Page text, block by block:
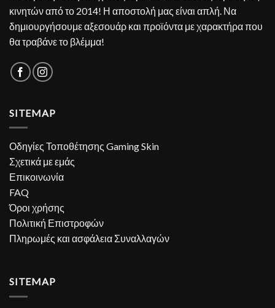
κινητών από το 2014! Η αποστολή μας είναι απλή. Να
δημιουργήσουμε αξεσουάρ και προϊόντα με χαρακτήρα που
θα τραβάνε το βλέμμα!
SITEMAP
Οδηγίες Τοποθέτησης Gaming Skin
Σχετικά με εμάς
Επικοινωνία
FAQ
Όροι χρήσης
Πολιτική Επιστροφών
Πληρωμές και ασφάλεια Συναλλαγών
SITEMAP